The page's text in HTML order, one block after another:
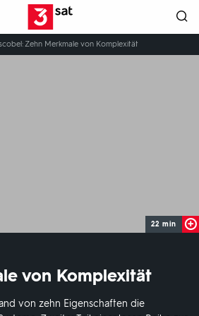
3SAT
Zehn Merkmale von Komplexität
22 min
von Komplexität
von zehn Eigenschaften die